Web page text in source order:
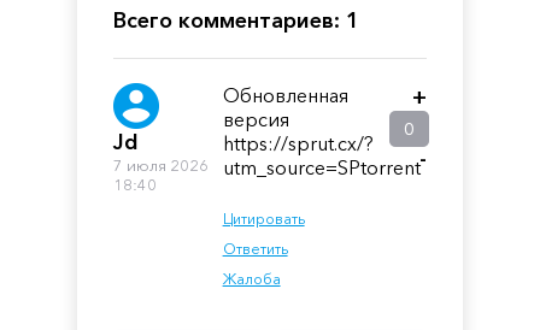
Enhanced
Всего комментариев: 1
Jd
7 июля 2026
18:40
Обновленная
версия
https://sprut.cx/?
utm_source=SPtorrent
Цитировать
Ответить
Жалоба
+
0
-